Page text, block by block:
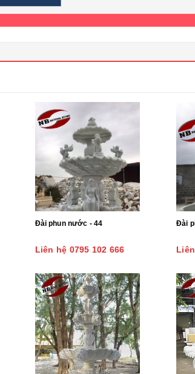
Đài phun nước - 44
Liên hệ 0795 102 666
Đài